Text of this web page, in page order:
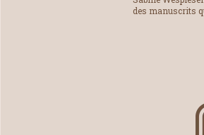
des manuscrits